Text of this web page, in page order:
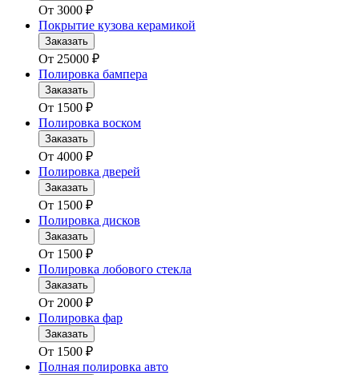
От 3000 ₽
Покрытие кузова керамикой
Заказать
От 25000 ₽
Полировка бампера
Заказать
От 1500 ₽
Полировка воском
Заказать
От 4000 ₽
Полировка дверей
Заказать
От 1500 ₽
Полировка дисков
Заказать
От 1500 ₽
Полировка лобового стекла
Заказать
От 2000 ₽
Полировка фар
Заказать
От 1500 ₽
Полная полировка авто